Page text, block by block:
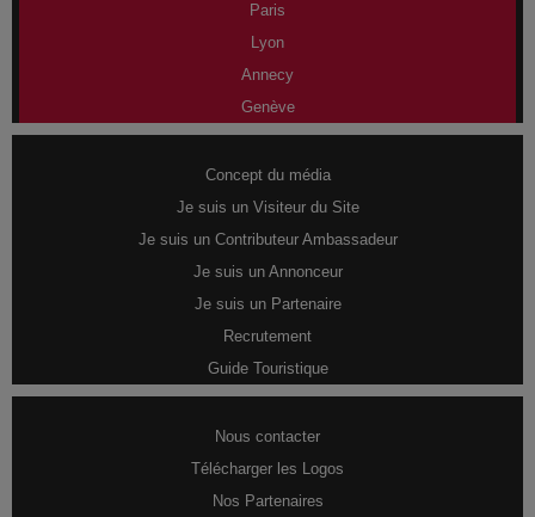
Paris
Lyon
Annecy
Genève
Concept du média
Je suis un Visiteur du Site
Je suis un Contributeur Ambassadeur
Je suis un Annonceur
Je suis un Partenaire
Recrutement
Guide Touristique
Nous contacter
Télécharger les Logos
Nos Partenaires